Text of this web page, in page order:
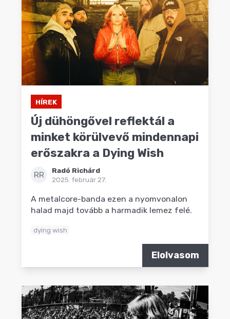
HÍREK
Új dühöngővel reflektál a
minket körülvevő mindennapi
erőszakra a Dying Wish
RR
Radó Richárd
2025. február 27.
A metalcore-banda ezen a nyomvonalon
halad majd tovább a harmadik lemez felé.
dying wish
Elolvasom